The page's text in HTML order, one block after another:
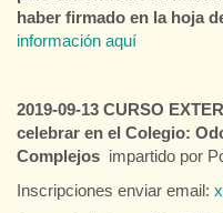
haber firmado en la hoja
información aquí
2019-09-13 CURSO
celebrar en el Colegio:
Complejos impartido por
Inscripciones enviar email: